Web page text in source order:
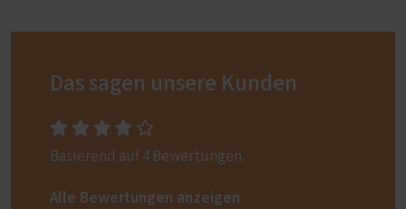
Das sagen unsere Kunden
Basierend auf 4 Bewertungen.
Alle Bewertungen anzeigen